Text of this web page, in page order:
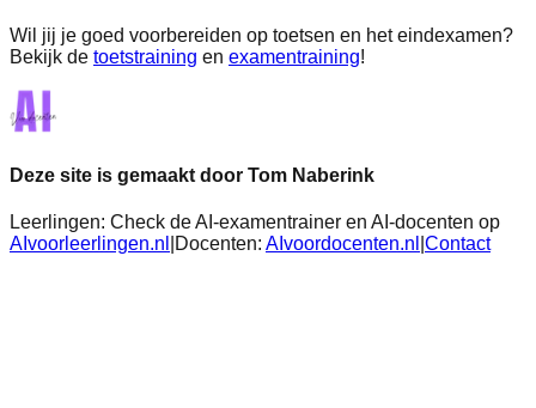
Wil jij je goed voorbereiden op toetsen en het eindexamen?
Bekijk de toetstraining en examentraining!
Deze site is gemaakt door Tom Naberink
Leerlingen: Check de AI-examentrainer en AI-docenten op
AIvoorleerlingen.nl
Docenten: AIvoordocenten.nl Contact